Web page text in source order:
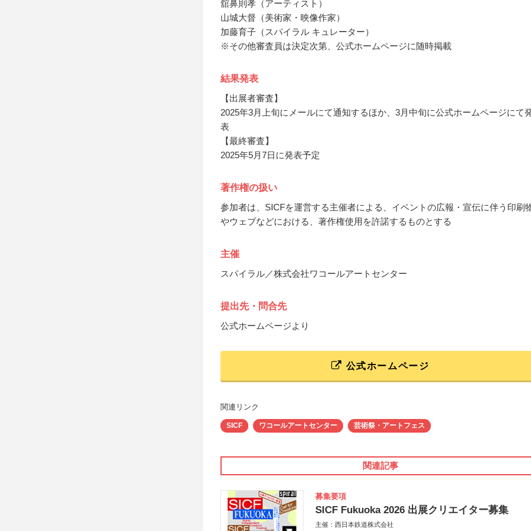
舘鼻則孝（アーティスト）
山城大督（美術家・映像作家）
加藤育子（スパイラル キュレーター）
※その他審査員は決定次第、公式ホームページに随時掲載
結果発表
【出展者審査】
2025年3月上旬にメールにて通知するほか、3月中旬に公式ホームページにて
表
【最終審査】
2025年5月7日に発表予定
著作権の扱い
参加者は、SICFを運営する主催者による、イベントの広報・宣伝に伴う印刷
やウェブなどにおける、著作権使用を許諾するものとする
主催
スパイラル／株式会社ワコールアートセンター
提出先・問合先
公式ホームページより
公式ホームページ
関連リンク
SICF ワコールアートセンター 芸術祭・アートフェス
関連記事
募集要項
SICF Fukuoka 2026 出展クリエイター募集
主催：西日本鉄道株式会社